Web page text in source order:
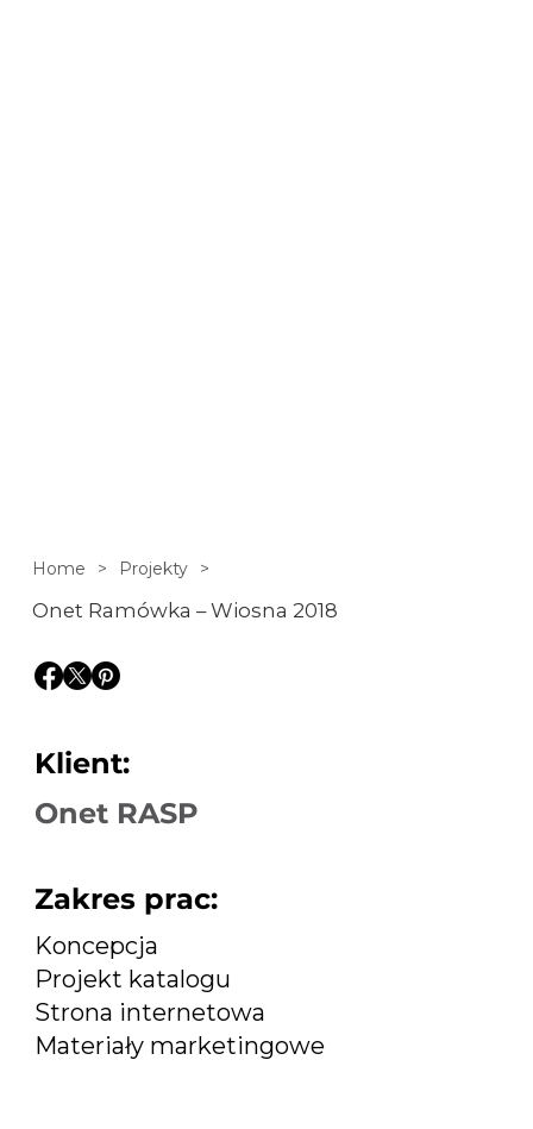
który oprócz
drukowanego
katalogu objął
również inne
materiały
promujące nową
ofertę wideo.
Home > Projekty >
Onet Ramówka – Wiosna 2018
Klient:
Onet RASP
Zakres prac:
Koncepcja
Projekt katalogu
Strona internetowa
Materiały marketingowe